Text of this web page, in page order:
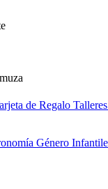
de Regalo Talleres
Género